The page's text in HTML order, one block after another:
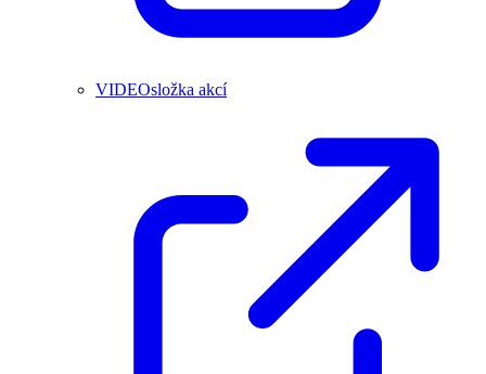
VIDEOsložka akcí